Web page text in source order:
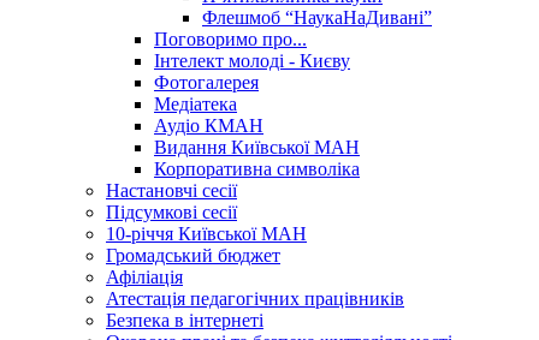
Флешмоб “НаукаНаДивані”
Поговоримо про...
Інтелект молоді - Києву
Фотогалерея
Медіатека
Аудіо КМАН
Видання Київської МАН
Корпоративна символіка
Настановчі сесії
Підсумкові сесії
10-річчя Київської МАН
Громадський бюджет
Афіліація
Атестація педагогічних працівників
Безпека в інтернеті